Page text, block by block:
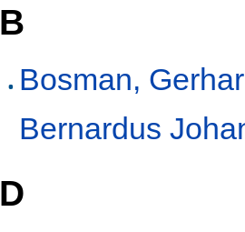
B
Bosman,
Bernardus
D